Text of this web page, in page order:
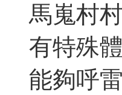
馬嵬村
有特殊
能夠呼